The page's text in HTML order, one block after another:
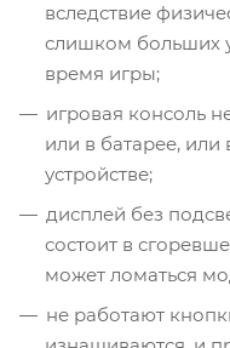
вследствие
слишком больших
время игры;
игровая консоль
или в батарее,
устройстве;
дисплей без
состоит в
может ломаться
не работают